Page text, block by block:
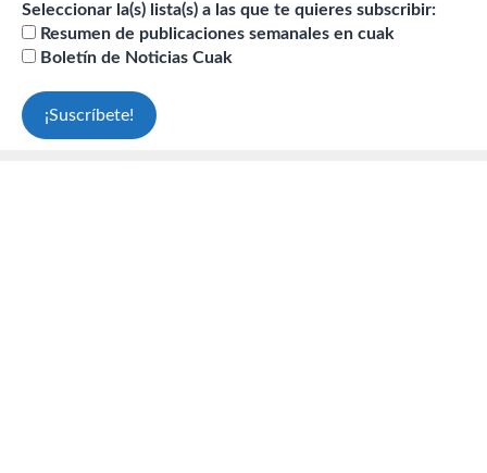
Seleccionar la(s) lista(s) a las que te quieres subscribir:
Resumen de publicaciones semanales en cuak
Boletín de Noticias Cuak